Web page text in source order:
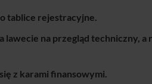
tablice rejestracyjne.
na przegląd techniczny, a
z karami finansowymi.